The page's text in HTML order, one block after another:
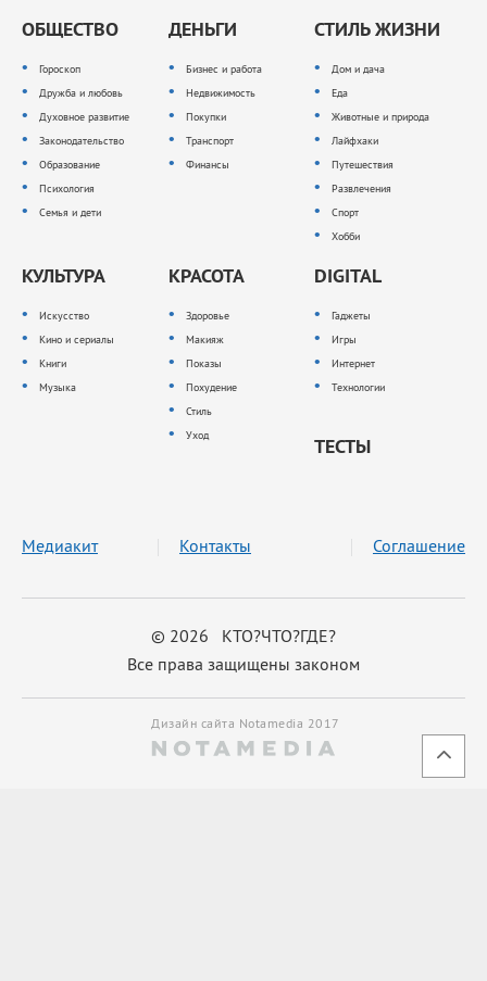
ОБЩЕСТВО
Гороскоп
Дружба и любовь
Духовное развитие
Законодательство
Образование
Психология
Семья и дети
ДЕНЬГИ
Бизнес и работа
Недвижимость
Покупки
Транспорт
Финансы
СТИЛЬ ЖИЗНИ
Дом и дача
Еда
Животные и природа
Лайфхаки
Путешествия
Развлечения
Спорт
Хобби
КУЛЬТУРА
Искусство
Кино и сериалы
Книги
Музыка
КРАСОТА
Здоровье
Макияж
Показы
Похудение
Стиль
Уход
DIGITAL
Гаджеты
Игры
Интернет
Технологии
ТЕСТЫ
© 2026 КТО?ЧТО?ГДЕ?
Все права защищены законом
Медиакит Контакты Соглашение
Дизайн сайта Notamedia 2017